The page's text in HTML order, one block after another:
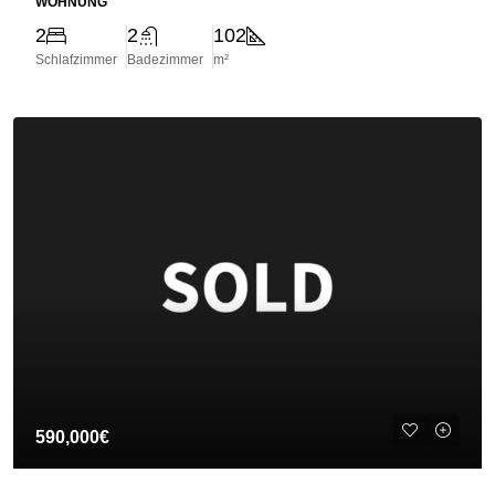
2
Schlafzimmer
2
Badezimmer
102
m²
590,000€